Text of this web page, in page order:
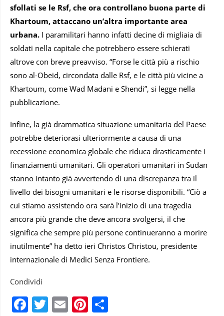
sfollati se le Rsf, che ora controllano buona parte di
Khartoum, attaccano un’altra importante area
urbana. I paramilitari hanno infatti decine di migliaia di
soldati nella capitale che potrebbero essere schierati
altrove con breve preavviso. “Forse le città più a rischio
sono al-Obeid, circondata dalle Rsf, e le città più vicine a
Khartoum, come Wad Madani e Shendi”, si legge nella
pubblicazione.
Infine, la già drammatica situazione umanitaria del Paese
potrebbe deteriorasi ulteriormente a causa di una
recessione economica globale che riduca drasticamente i
finanziamenti umanitari. Gli operatori umanitari in Sudan
stanno intanto già avvertendo di una discrepanza tra il
livello dei bisogni umanitari e le risorse disponibili. “Ciò a
cui stiamo assistendo ora sarà l’inizio di una tragedia
ancora più grande che deve ancora svolgersi, il che
significa che sempre più persone continueranno a morire
inutilmente” ha detto ieri Christos Christou, presidente
internazionale di Medici Senza Frontiere.
Condividi
Facebook
Twitter
EmailPinterest